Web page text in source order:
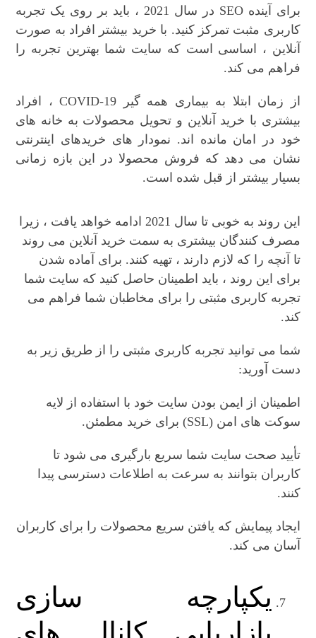
برای آینده SEO در سال 2021 ، باید بر روی یک تجربه
کاربری مثبت تمرکز کنید. با خرید بیشتر افراد به صورت
آنلاین ، اساسی است که سایت شما بهترین تجربه را
فراهم می کند.
از زمان ابتلا به بیماری همه گیر COVID-19 ، افراد
بیشتری با خرید آنلاین و تحویل محصولات به خانه های
خود در امان مانده اند. نمودار های خریدهای اینترنتی
نشان می دهد که فروش محصولا در این بازه زمانی
بسیار بیشتر از قبل شده است.
این روند به خوبی تا سال 2021 ادامه خواهد یافت ، زیرا
مصرف کنندگان بیشتری به سمت خرید آنلاین می روند
تا آنچه را که لازم دارند ، تهیه کنند. برای آماده شدن
برای این روند ، باید اطمینان حاصل کنید که سایت شما
تجربه کاربری مثبتی را برای مخاطبان شما فراهم می
کند.
شما می توانید تجربه کاربری مثبتی را از طریق زیر به
دست آورید:
اطمینان از ایمن بودن سایت خود با استفاده از لایه
سوکت های امن (SSL) برای خرید مطمئن.
تأیید صحت سایت شما سریع بارگیری می شود تا
کاربران بتوانند به سرعت به اطلاعات دسترسی پیدا
کنند.
ایجاد پیمایش که یافتن سریع محصولات را برای کاربران
آسان می کند.
یکپارچه سازی